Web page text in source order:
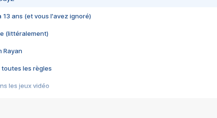
13 ans (et vous l'avez ignoré)
(littéralement)
Rayan
toutes les règles
les jeux vidéo